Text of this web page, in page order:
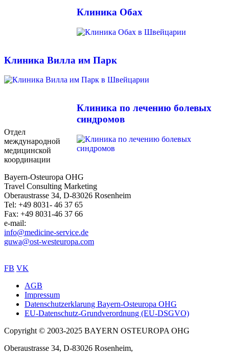
Клиника Обах
Клиника Вилла им Парк
Клиника по лечению болевых
синдромов
Отдел
международной
медицинской
координации
Bayern-Osteuropa OHG
Travel Consulting Marketing
Oberaustrasse 34, D-83026 Rosenheim
Tel: +49 8031- 46 37 65
Fax: +49 8031-46 37 66
e-mail:
info@medicine-service.de
guwa@ost-westeuropa.com
FB VK
Sub
footer
AGB
Impressum
Datenschutzerklarung Bayern-Osteuropa OHG
EU-Datenschutz-Grundverordnung (EU-DSGVO)
Copyright © 2003-2025 BAYERN OSTEUROPA OHG
Oberaustrasse 34, D-83026 Rosenheim,